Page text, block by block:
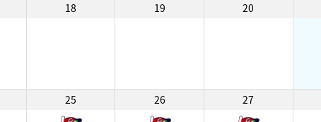
18 19 20
25 26 27